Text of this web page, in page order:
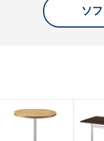
ソ